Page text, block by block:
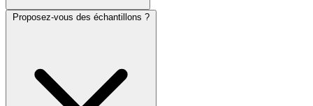
Proposez-vous des échantillons ?